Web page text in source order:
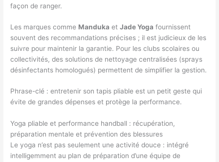
façon de ranger.
Les marques comme Manduka etJade Yoga fournissent
souvent des recommandations précises ; il est judicieux de les
suivre pour maintenir la garantie. Pour les clubs scolaires ou
collectivités, des solutions de nettoyage centralisées (sprays
désinfectants homologués) permettent de simplifier la gestion.
Phrase-clé : entretenir son tapis pliable est un petit geste qui
évite de grandes dépenses et protège la performance.
Yoga pliable et performance handball : récupération,
préparation mentale et prévention des blessures
Le yoga n’est pas seulement une activité douce : intégré
intelligemment au plan de préparation d’une équipe de